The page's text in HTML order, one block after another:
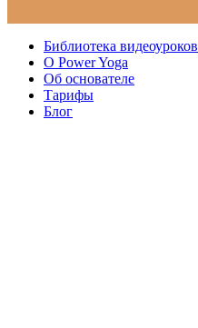
Библиотека видеоуроков
О Power Yoga
Об основателе
Тарифы
Блог